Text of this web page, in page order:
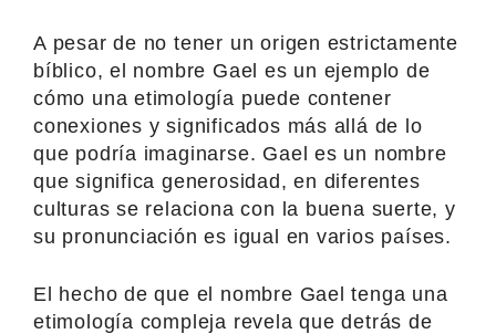
A pesar de no tener un origen estrictamente
bíblico, el nombre Gael es un ejemplo de
cómo una etimología puede contener
conexiones y significados más allá de lo
que podría imaginarse. Gael es un nombre
que significa generosidad, en diferentes
culturas se relaciona con la buena suerte, y
su pronunciación es igual en varios países.
El hecho de que el nombre Gael tenga una
etimología compleja revela que detrás de